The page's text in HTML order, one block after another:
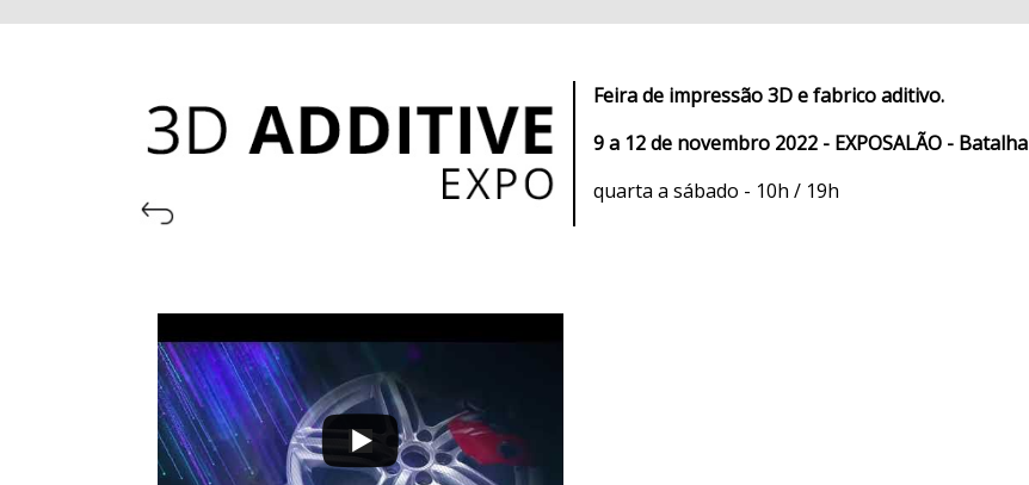
Feira de impressão 3D e fabrico aditivo.
9 a 12 de novembro 2022 - EXPOSALÃO - Batalha
quarta a sábado - 10h / 19h